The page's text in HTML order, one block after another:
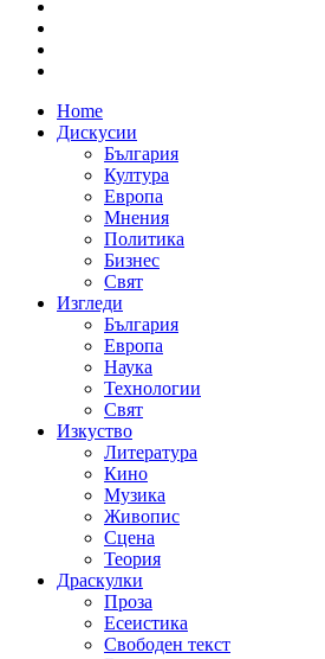
Home
Дискусии
България
Култура
Европа
Мнения
Политика
Бизнес
Свят
Изгледи
България
Европа
Наука
Технологии
Свят
Изкуство
Литература
Кино
Музика
Живопис
Сцена
Теория
Драскулки
Проза
Есеистика
Свободен текст